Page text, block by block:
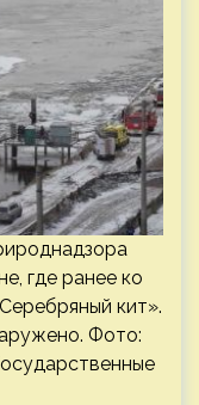
где ранее ко
кит».
Фото: